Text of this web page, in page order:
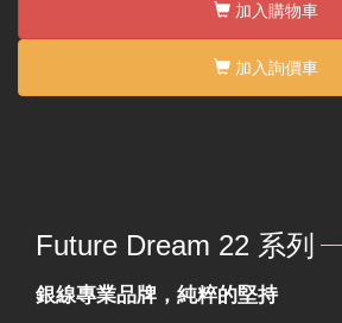
加入購物車
加入詢價車
Future Dream 22 系列
銀線專業品牌，純粹的堅持